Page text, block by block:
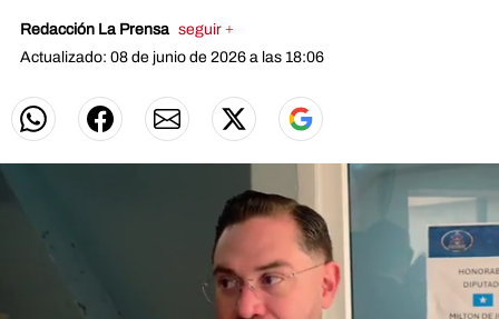
Redacción La Prensa seguir +
Actualizado: 08 de junio de 2026 a las 18:06